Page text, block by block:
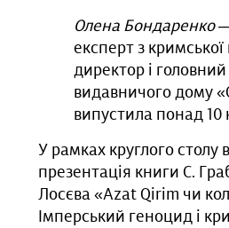
Олена Бондаренко—
експерт з
директор і
видавничого дому
випустила понад
У рамках круглого столу
презентація книги С.
Лосєва «Azat Qirim чи
Імперський геноцид і